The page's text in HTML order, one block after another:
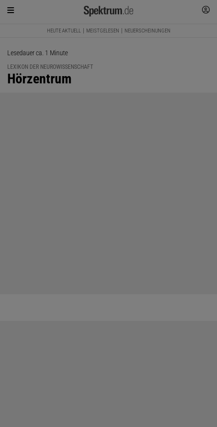
HEUTE AKTUELL MEISTGELESEN NEUERSCHEINUNGEN
Lesedauer ca. 1 Minute
LEXIKON DER NEUROWISSENSCHAFT
:
Hörzentrum